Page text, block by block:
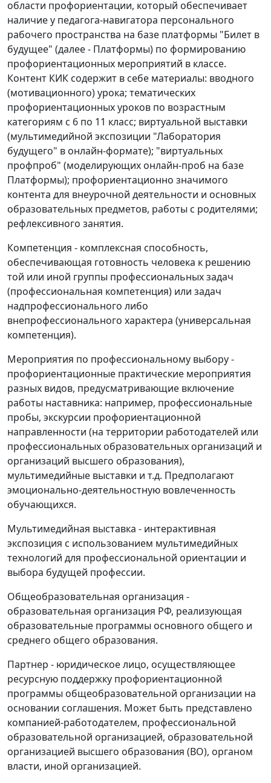
области профориентации, который обеспечивает
наличие у педагога-навигатора персонального
рабочего пространства на базе платформы "Билет в
будущее" (далее - Платформы) по формированию
профориентационных мероприятий в классе.
Контент КИК содержит в себе материалы: вводного
(мотивационного) урока; тематических
профориентационных уроков по возрастным
категориям с 6 по 11 класс; виртуальной выставки
(мультимедийной экспозиции "Лаборатория
будущего" в онлайн-формате); "виртуальных
профпроб" (моделирующих онлайн-проб на базе
Платформы); профориентационно значимого
контента для внеурочной деятельности и основных
образовательных предметов, работы с родителями;
рефлексивного занятия.
Компетенция - комплексная способность,
обеспечивающая готовность человека к решению
той или иной группы профессиональных задач
(профессиональная компетенция) или задач
надпрофессионального либо
внепрофессионального характера (универсальная
компетенция).
Мероприятия по профессиональному выбору -
профориентационные практические мероприятия
разных видов, предусматривающие включение
работы наставника: например, профессиональные
пробы, экскурсии профориентационной
направленности (на территории работодателей или
профессиональных образовательных организаций и
организаций высшего образования),
мультимедийные выставки и т.д. Предполагают
эмоционально-деятельностную вовлеченность
обучающихся.
Мультимедийная выставка - интерактивная
экспозиция с использованием мультимедийных
технологий для профессиональной ориентации и
выбора будущей профессии.
Общеобразовательная организация -
образовательная организация РФ, реализующая
образовательные программы основного общего и
среднего общего образования.
Партнер - юридическое лицо, осуществляющее
ресурсную поддержку профориентационной
программы общеобразовательной организации на
основании соглашения. Может быть представлено
компанией-работодателем, профессиональной
образовательной организацией, образовательной
организацией высшего образования (ВО), органом
власти, иной организацией.